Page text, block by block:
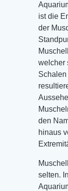
ist die
der
welcher
den
hinaus
selten.